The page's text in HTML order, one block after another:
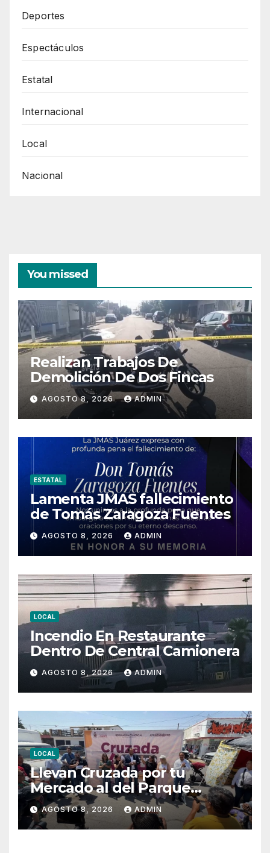
y
de
Deportes
Espectáculos
Estatal
Internacional
Local
Nacional
You missed
Realizan Trabajos De
Demolición De Dos Fincas
AGOSTO 8, 2026 ADMIN
ESTATAL
Lamenta JMAS fallecimiento
de Tomás Zaragoza Fuentes
AGOSTO 8, 2026 ADMIN
LOCAL
Incendio En Restaurante
Dentro De Central Camionera
AGOSTO 8, 2026 ADMIN
LOCAL
Llevan Cruzada por tu
Mercado al del Parque
Hidalgo
AGOSTO 8, 2026 ADMIN